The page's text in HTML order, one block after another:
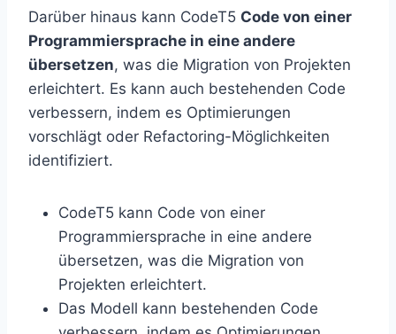
Darüber hinaus kann CodeT5 Code von einer
Programmiersprache in eine andere
übersetzen, was die Migration von Projekten
erleichtert. Es kann auch bestehenden Code
verbessern, indem es Optimierungen
vorschlägt oder Refactoring-Möglichkeiten
identifiziert.
CodeT5 kann Code von einer
Programmiersprache in eine andere
übersetzen, was die Migration von
Projekten erleichtert.
Das Modell kann bestehenden Code